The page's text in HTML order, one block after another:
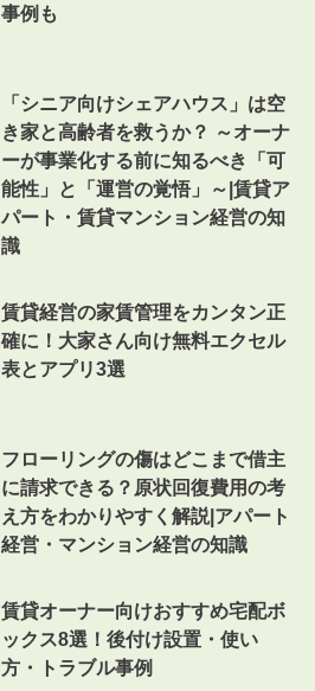
事例も
「シニア向けシェアハウス」は空
き家と高齢者を救うか？ ～オーナ
ーが事業化する前に知るべき「可
能性」と「運営の覚悟」～|賃貸ア
パート・賃貸マンション経営の知
識
賃貸経営の家賃管理をカンタン正
確に！大家さん向け無料エクセル
表とアプリ3選
フローリングの傷はどこまで借主
に請求できる？原状回復費用の考
え方をわかりやすく解説|アパート
経営・マンション経営の知識
賃貸オーナー向けおすすめ宅配ボ
ックス8選！後付け設置・使い
方・トラブル事例